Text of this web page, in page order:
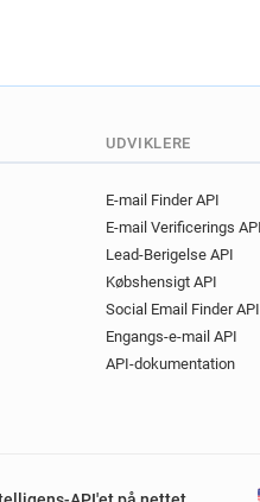
UDVIKLERE
E-mail Finder API
E-mail Verificerings API
Lead-Berigelse API
Købshensigt API
Social Email Finder API
Engangs-e-mail API
API-dokumentation